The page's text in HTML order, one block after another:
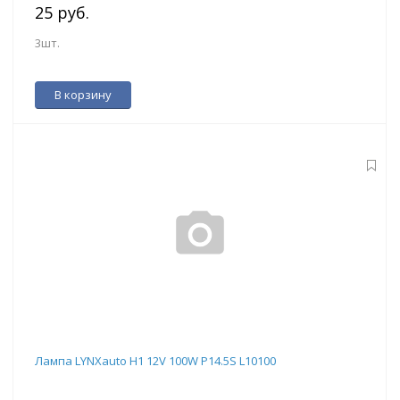
25 руб.
3шт.
В корзину
Лампа LYNXauto H1 12V 100W P14.5S L10100